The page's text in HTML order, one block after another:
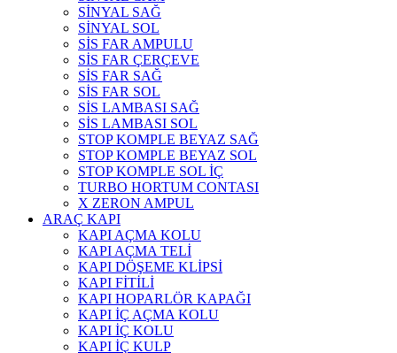
SİNYAL SAĞ
SİNYAL SOL
SİS FAR AMPULU
SİS FAR ÇERÇEVE
SİS FAR SAĞ
SİS FAR SOL
SİS LAMBASI SAĞ
SİS LAMBASI SOL
STOP KOMPLE BEYAZ SAĞ
STOP KOMPLE BEYAZ SOL
STOP KOMPLE SOL İÇ
TURBO HORTUM CONTASI
X ZERON AMPUL
ARAÇ KAPI
KAPI AÇMA KOLU
KAPI AÇMA TELİ
KAPI DÖŞEME KLİPSİ
KAPI FİTİLİ
KAPI HOPARLÖR KAPAĞI
KAPI İÇ AÇMA KOLU
KAPI İÇ KOLU
KAPI İÇ KULP